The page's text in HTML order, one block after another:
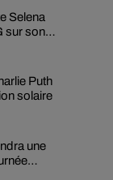
Selena
sur son
Puth
solaire
une